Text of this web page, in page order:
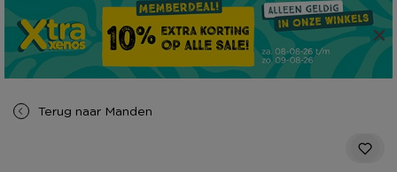
Terug naar Manden